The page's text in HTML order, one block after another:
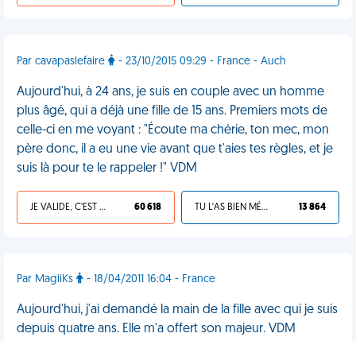
Par cavapaslefaire - 23/10/2015 09:29 - France - Auch
Aujourd'hui, à 24 ans, je suis en couple avec un homme
plus âgé, qui a déjà une fille de 15 ans. Premiers mots de
celle-ci en me voyant : "Écoute ma chérie, ton mec, mon
père donc, il a eu une vie avant que t'aies tes règles, et je
suis là pour te le rappeler !" VDM
JE VALIDE, C'EST UNE VDM 60 618 TU L'AS BIEN MÉRITÉ 13 864
Par MagiiKs - 18/04/2011 16:04 - France
Aujourd'hui, j'ai demandé la main de la fille avec qui je suis
depuis quatre ans. Elle m'a offert son majeur. VDM